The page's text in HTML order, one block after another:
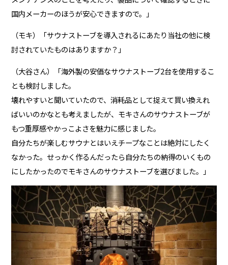
国内メーカーのほうが安心できますので。」
（モキ）「サウナストーブを導入されるにあたり当社の他に検
討されていたものはありますか？」
（大谷さん）「海外製の安価なサウナストーブ2台を使用するこ
とも検討しました。
壊れやすいと聞いていたので、消耗品として捉えて買い換えれ
ばいいのかなとも考えましたが、モキさんのサウナストーブが
もつ重厚感やかっこよさを魅力に感じました。
自分たちが楽しむサウナとはいえチープなことは絶対にしたく
なかった。せっかく作るんだったら自分たちの納得のいくもの
にしたかったのでモキさんのサウナストーブを選びました。」